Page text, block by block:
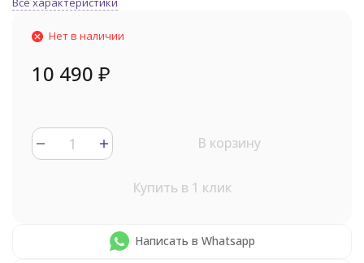
Нет в наличии
10 490 ₽
В корзину
Купить в 1 клик
Написать в Whatsapp